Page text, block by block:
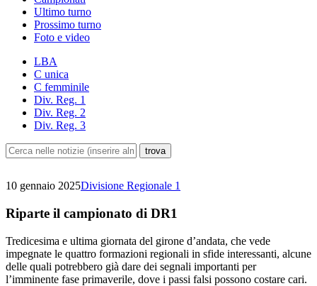
Ultimo turno
Prossimo turno
Foto e video
LBA
C unica
C femminile
Div. Reg. 1
Div. Reg. 2
Div. Reg. 3
10 gennaio 2025Divisione Regionale 1
Riparte il campionato di DR1
Tredicesima e ultima giornata del girone d’andata, che vede
impegnate le quattro formazioni regionali in sfide interessanti, alcune
delle quali potrebbero già dare dei segnali importanti per
l’imminente fase primaverile, dove i passi falsi possono costare cari.